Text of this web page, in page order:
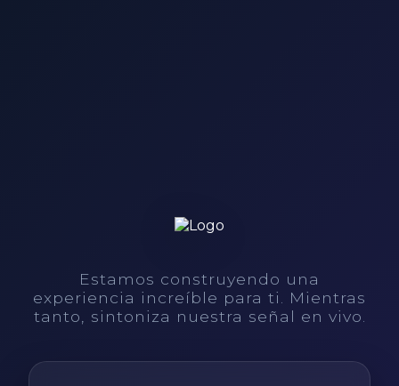
Estamos construyendo una
experiencia increíble para ti. Mientras
tanto, sintoniza nuestra señal en vivo.